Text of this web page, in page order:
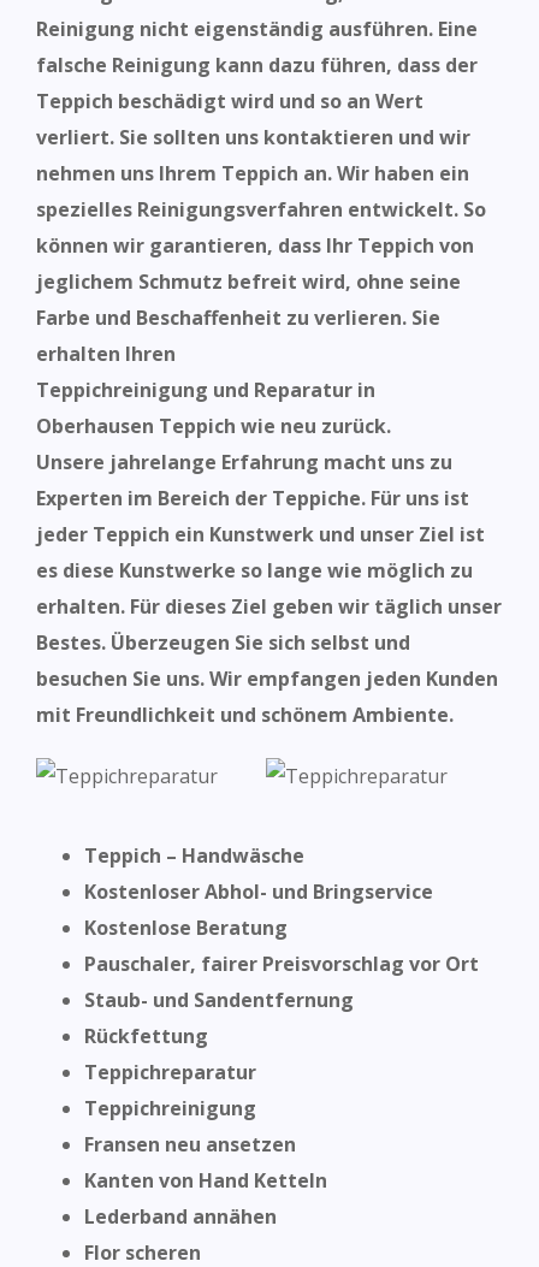
Reinigung nicht eigenständig ausführen. Eine
falsche Reinigung kann dazu führen, dass der
Teppich beschädigt wird und so an Wert
verliert. Sie sollten uns kontaktieren und wir
nehmen uns Ihrem Teppich an. Wir haben ein
spezielles Reinigungsverfahren entwickelt. So
können wir garantieren, dass Ihr Teppich von
jeglichem Schmutz befreit wird, ohne seine
Farbe und Beschaffenheit zu verlieren. Sie
erhalten Ihren
Teppichreinigung und Reparatur in
Oberhausen Teppich wie neu zurück.
Unsere jahrelange Erfahrung macht uns zu
Experten im Bereich der Teppiche. Für uns ist
jeder Teppich ein Kunstwerk und unser Ziel ist
es diese Kunstwerke so lange wie möglich zu
erhalten. Für dieses Ziel geben wir täglich unser
Bestes. Überzeugen Sie sich selbst und
besuchen Sie uns. Wir empfangen jeden Kunden
mit Freundlichkeit und schönem Ambiente.
Teppich – Handwäsche
Kostenloser Abhol- und Bringservice
Kostenlose Beratung
Pauschaler, fairer Preisvorschlag vor Ort
Staub- und Sandentfernung
Rückfettung
Teppichreparatur
Teppichreinigung
Fransen neu ansetzen
Kanten von Hand Ketteln
Lederband annähen
Flor scheren